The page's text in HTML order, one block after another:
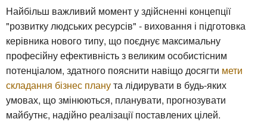
Найбільш важливий момент у здійсненні концепції
"розвитку людських ресурсів" - виховання і підготовка
керівника нового типу, що поєднує максимальну
професійну ефективність з великим особистісним
потенціалом, здатного пояснити навіщо досягти мети
складання бізнес планута лідирувати в будь-яких
умовах, що змінюються, планувати, прогнозувати
майбутнє, надійно реалізації поставлених цілей.